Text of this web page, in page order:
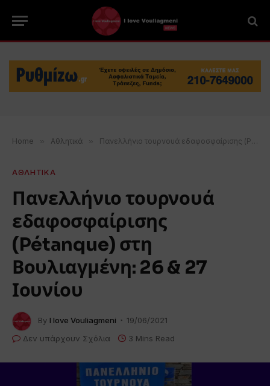
Home » Αθλητικά » Πανελλήνιο τουρνουά εδαφοσφαίρισης (Pétanque) στη Βουλιαγμένη: 26 & 27 Ιουνίου
ΑΘΛΗΤΙΚΑ
Πανελλήνιο τουρνουά
εδαφοσφαίρισης
(Pétanque) στη
Βουλιαγμένη: 26 & 27
Ιουνίου
By I love Vouliagmeni
19/06/2021
Δεν υπάρχουν Σχόλια
3 Mins Read